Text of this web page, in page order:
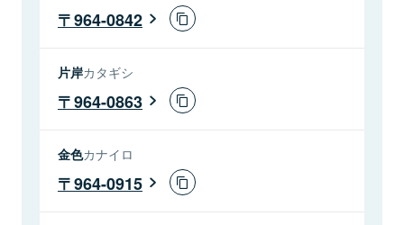
964-0842
片岸カタギシ
964-0863
金色カナイロ
964-0915